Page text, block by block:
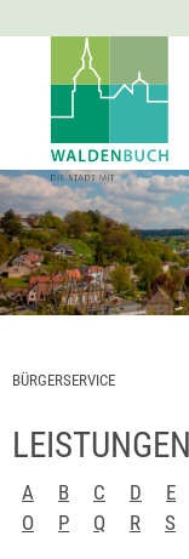
BÜRGERSERVICE
LEISTUNGEN
A B C D E
O
P Q R S